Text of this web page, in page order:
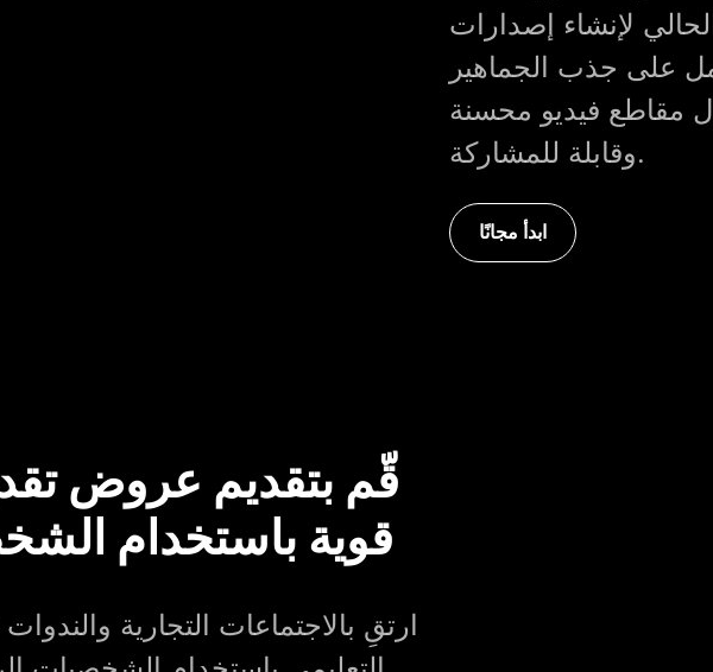
لإنشاء إصدارات
على جذب الجماهير
مقاطع فيديو محسنة
وقابلة للمشاركة.
ابدأ مجانًا
قّم بتقديم عروض
قوية باستخدام
ارتقِ بالاجتماعات التجارية